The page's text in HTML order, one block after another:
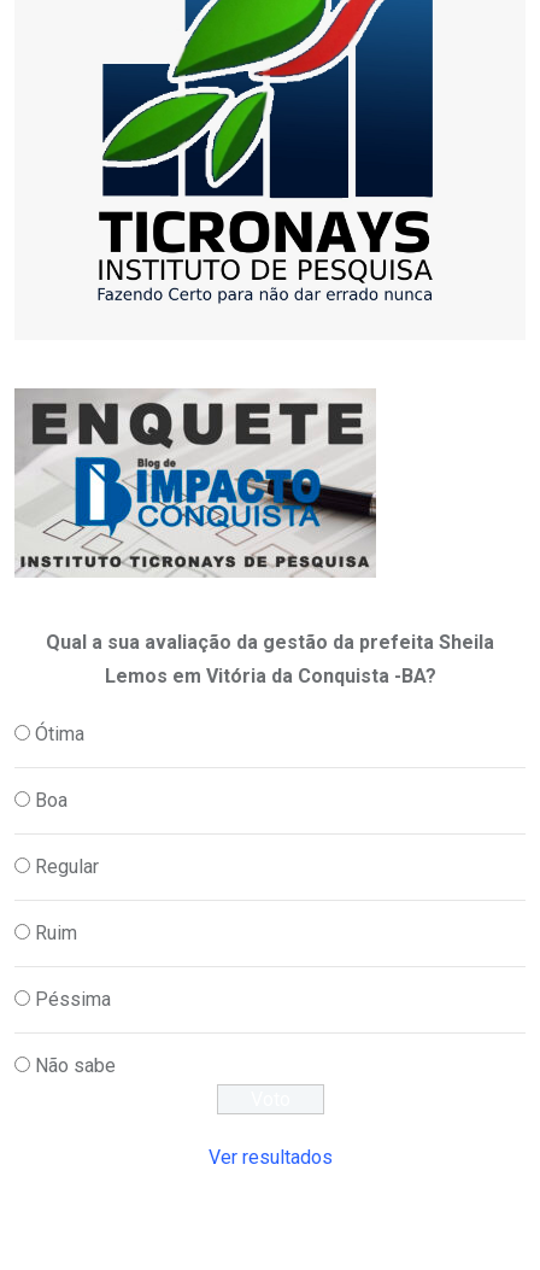
Qual a sua avaliação da gestão da prefeita Sheila
Lemos em Vitória da Conquista -BA?
Ótima
Boa
Regular
Ruim
Péssima
Não sabe
Ver resultados